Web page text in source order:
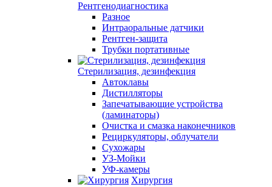
Рентгенодиагностика
Разное
Интраоральные датчики
Рентген-защита
Трубки портативные
Стерилизация, дезинфекция
Автоклавы
Дистилляторы
Запечатывающие устройства
(ламинаторы)
Очистка и смазка наконечников
Рециркуляторы, облучатели
Сухожары
УЗ-Мойки
УФ-камеры
Хирургия